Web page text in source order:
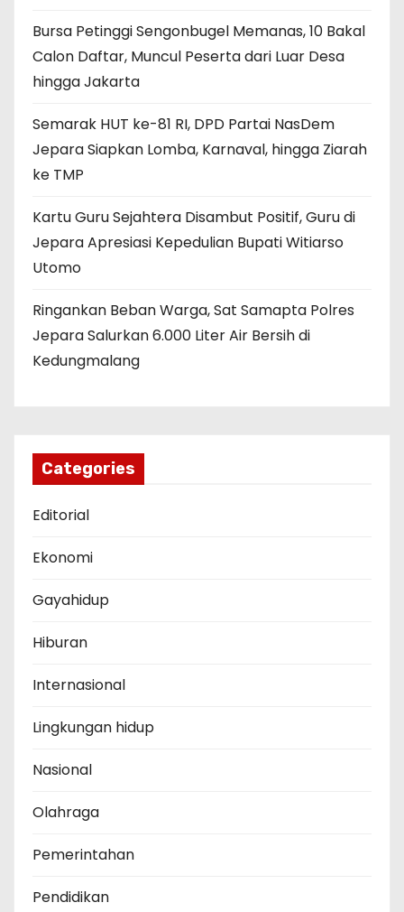
Bursa Petinggi Sengonbugel Memanas, 10 Bakal
Calon Daftar, Muncul Peserta dari Luar Desa
hingga Jakarta
Semarak HUT ke-81 RI, DPD Partai NasDem
Jepara Siapkan Lomba, Karnaval, hingga Ziarah
ke TMP
Kartu Guru Sejahtera Disambut Positif, Guru di
Jepara Apresiasi Kepedulian Bupati Witiarso
Utomo
Ringankan Beban Warga, Sat Samapta Polres
Jepara Salurkan 6.000 Liter Air Bersih di
Kedungmalang
Categories
Editorial
Ekonomi
Gayahidup
Hiburan
Internasional
Lingkungan hidup
Nasional
Olahraga
Pemerintahan
Pendidikan